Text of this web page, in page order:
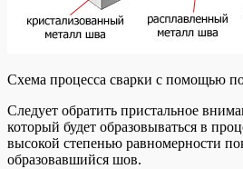
Схема процесса сварки с помощью
Следует обратить пристальное
который будет образовываться в
высокой степенью равномерности
образовавшийся шов.